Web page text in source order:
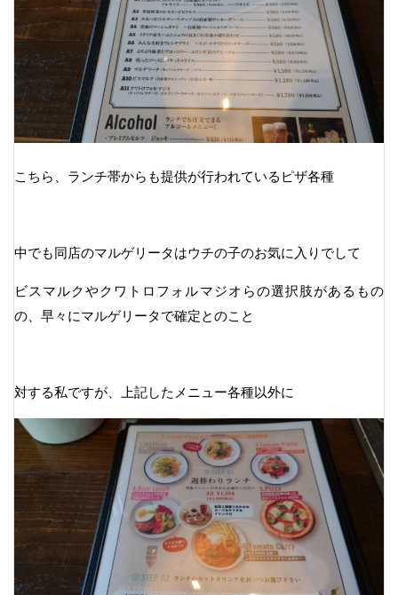
こちら、ランチ帯からも提供が行われているピザ各種
中でも同店のマルゲリータはウチの子のお気に入りでして
ビスマルクやクワトロフォルマジオらの選択肢があるもの
の、早々にマルゲリータで確定とのこと
対する私ですが、上記したメニュー各種以外に